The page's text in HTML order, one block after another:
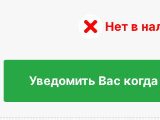
Нет в
Уведомить Вас